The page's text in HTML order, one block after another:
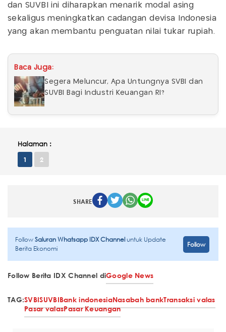
dan SUVBI ini diharapkan menarik modal asing
sekaligus meningkatkan cadangan devisa Indonesia
yang akan membantu penguatan nilai tukar rupiah.
Baca Juga:
Segera Meluncur, Apa Untungnya SVBI dan
SUVBI Bagi Industri Keuangan RI?
Halaman :
1 2
SHARE
FollowSaluran Whatsapp IDX Channeluntuk Update
Berita Ekonomi
Follow
Follow Berita IDX Channel diGoogle News
TAG:SVBISUVBIBank indonesiaNasabah bankTransaksi valas
Pasar valasPasar Keuangan